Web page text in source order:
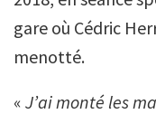
gare où Cédric
menotté.
« J’ai monté les